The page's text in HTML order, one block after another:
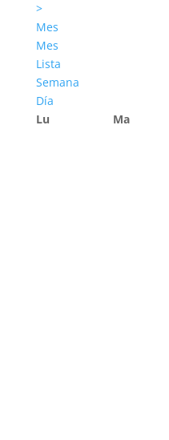
>
Mes
Mes
Lista
Semana
Día
Lu
Ma